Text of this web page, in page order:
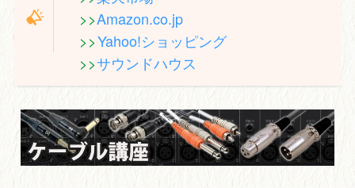
>>Amazon.co.jp
>>Yahoo!ショッピング
>>サウンドハウス